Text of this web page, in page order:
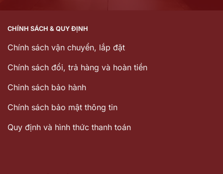
CHÍNH SÁCH & QUY ĐỊNH
Chính sách vận chuyển, lắp đặt
Chính sách đổi, trả hàng và hoàn tiền
Chinh sách bảo hành
Chính sách bảo mật thông tin
Quy định và hình thức thanh toán